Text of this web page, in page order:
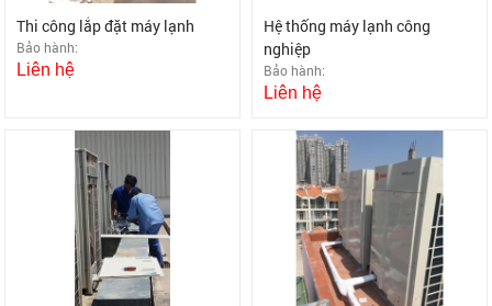
Thi công lắp đặt máy lạnh
Bảo hành:
Liên hệ
Hệ thống máy lạnh công
nghiệp
Bảo hành:
Liên hệ